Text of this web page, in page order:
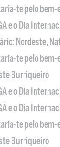
te pelo bem-
e o Dia
Nordeste,
te pelo bem-
Burriqueiro
e o Dia
e o Dia
te pelo bem-
Burriqueiro